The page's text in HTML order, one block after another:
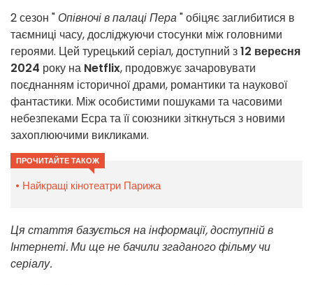
2 сезон " Опівночі в палаці Пера" обіцяє заглибитися в
таємниці часу, досліджуючи стосунки між головними
героями. Цей турецький серіал, доступний з12 вересня
2024 року на Netflix, продовжує зачаровувати
поєднанням історичної драми, романтики та наукової
фантастики. Між особистими пошуками та часовими
небезпеками Есра та її союзники зіткнуться з новими
захоплюючими викликами.
ПРОЧИТАЙТЕ ТАКОЖ
Найкращі кінотеатри Парижа
Ця стаття базується на інформації, доступній в
Інтернеті. Ми ще не бачили згаданого фільму чи
серіалу.